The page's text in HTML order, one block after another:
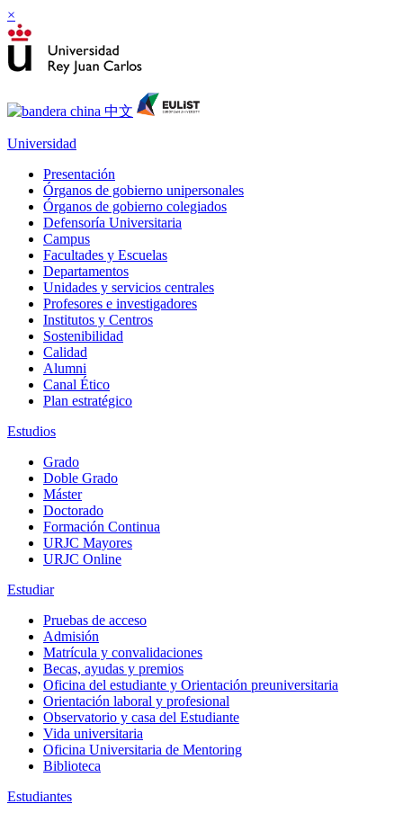
×
Universidad
Presentación
Órganos de gobierno unipersonales
Órganos de gobierno colegiados
Defensoría Universitaria
Campus
Facultades y Escuelas
Departamentos
Unidades y servicios centrales
Profesores e investigadores
Institutos y Centros
Sostenibilidad
Calidad
Alumni
Canal Ético
Plan estratégico
Estudios
Grado
Doble Grado
Máster
Doctorado
Formación Continua
URJC Mayores
URJC Online
Estudiar
Pruebas de acceso
Admisión
Matrícula y convalidaciones
Becas, ayudas y premios
Oficina del estudiante y Orientación preuniversitaria
Orientación laboral y profesional
Observatorio y casa del Estudiante
Vida universitaria
Oficina Universitaria de Mentoring
Biblioteca
Estudiantes